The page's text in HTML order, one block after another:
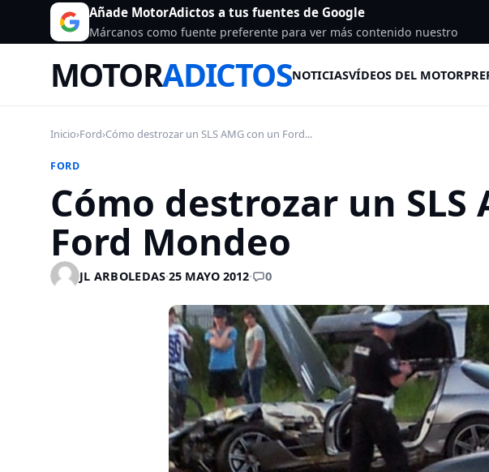
Añade MotorAdictos a tus fuentes de Google
Márcanos como fuente preferente para ver más contenido nuestro
MOTORADICTOSNOTICIASVÍDEOS DEL MOTOR
Inicio›Ford›Cómo destrozar un SLS AMG con un Ford...
FORD
Cómo destrozar un SLS
Ford Mondeo
JL ARBOLEDAS·25 MAYO 2012· 0